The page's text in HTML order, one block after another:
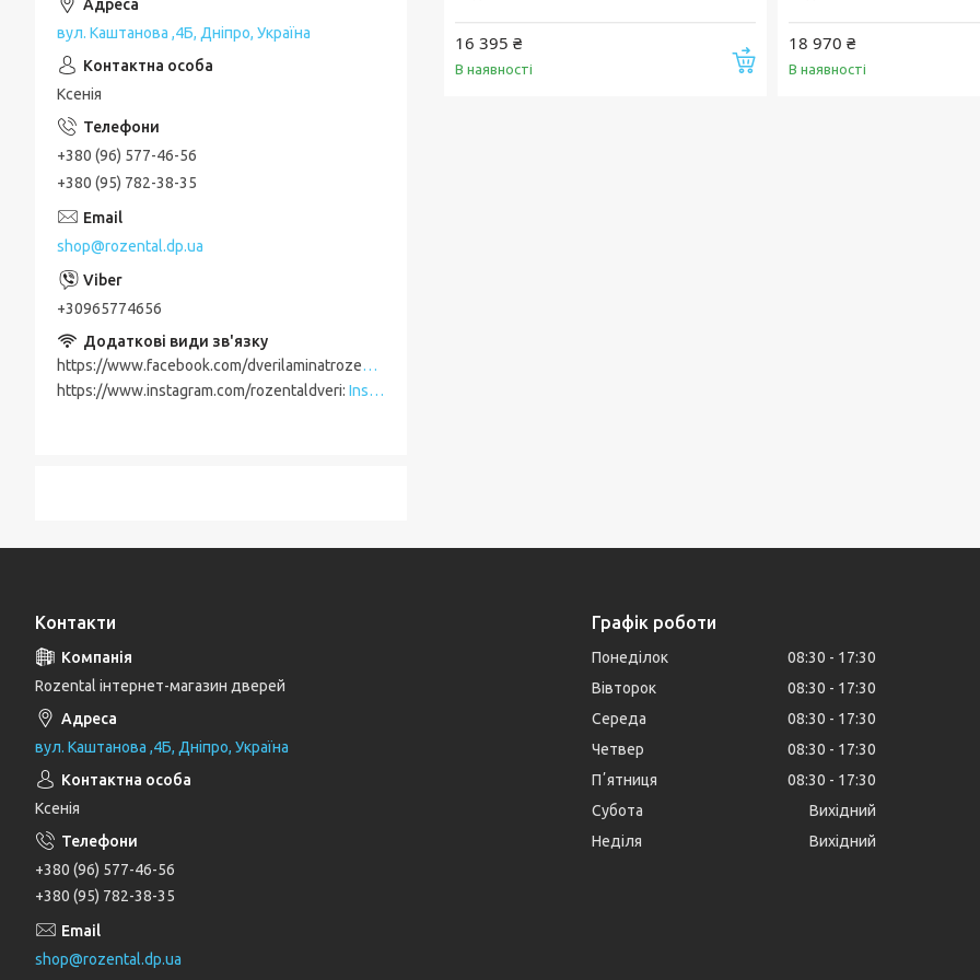
16 395 ₴
В наявності Купити
18 970 ₴
В наявності
вул. Каштанова ,4Б, Дніпро, Україна
Ксенія
+380 (96) 577-46-56
+380 (95) 782-38-35
shop@rozental.dp.ua
+30965774656
https://www.facebook.com/dverilaminatrozental
https://www.instagram.com/rozentaldveri Instagram
Контакти
Rozental інтернет-магазин дверей
вул. Каштанова ,4Б, Дніпро, Україна
Ксенія
+380 (96) 577-46-56
+380 (95) 782-38-35
shop@rozental.dp.ua
Графік роботи
Понеділок 08:30
17:30
Вівторок
08:30
17:30
Середа
08:30
17:30
Четвер
08:30
17:30
Пʼятниця
08:30
17:30
Субота
Вихідний
Неділя
Вихідний